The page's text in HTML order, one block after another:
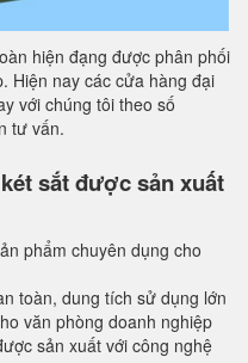
hiện đạng được phân phối
Hiện nay các cửa hàng đại
với chúng tôi theo số
tư vấn.
sắt được sản xuất
phẩm chuyên dụng cho
toàn, dung tích sử dụng lớn
văn phòng doanh nghiệp
sản xuất với công nghệ